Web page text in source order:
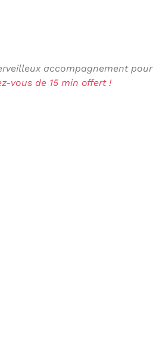
accompagnement pour
vous de 15 min offert !